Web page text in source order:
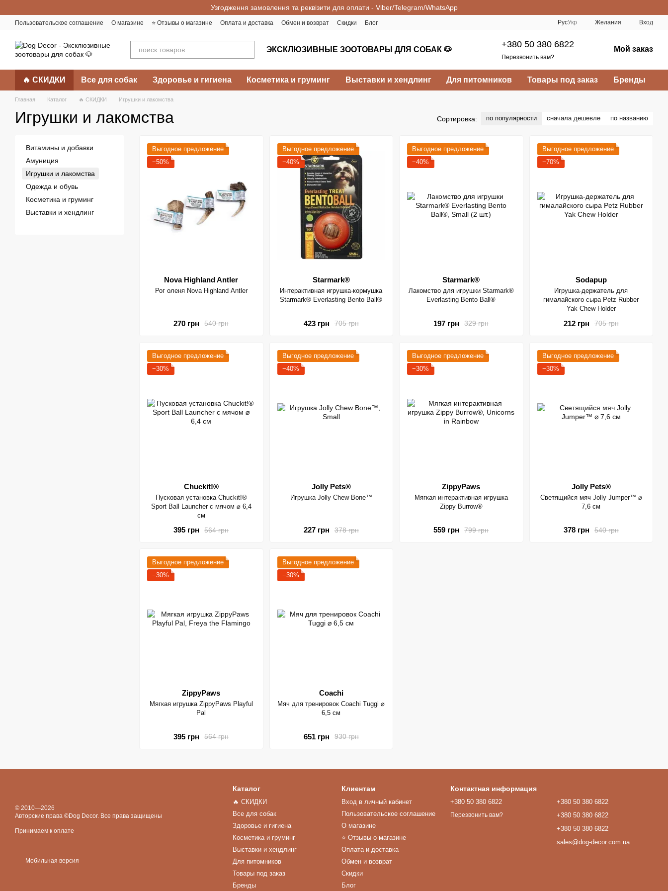
Узгодження замовлення та реквізити для оплати - Viber/Telegram/WhatsApp
Пользовательское соглашение О магазине ⭐️ Отзывы о магазине Оплата и доставка Обмен и возврат Скидки Блог РусУкр Желания Вход
ЭКСКЛЮЗИВНЫЕ ЗООТОВАРЫ ДЛЯ СОБАК 🐶
+380 50 380 6822
Перезвонить вам?
Мой заказ
🔥 СКИДКИ Все для собак Здоровье и гигиена Косметика и груминг Выставки и хендлинг Для питомников Товары под заказ Бренды
Главная Каталог 🔥 СКИДКИ Игрушки и лакомства
Игрушки и лакомства Сортировка: по популярности сначала дешевле по названию
Выгодное предложение
−50%
Nova Highland Antler
Рог оленя Nova Highland Antler
540 грн
270 грн
Выгодное предложение
−40%
Starmark®
Интерактивная игрушка-кормушка
Starmark® Everlasting Bento Ball®
705 грн
423 грн
Выгодное предложение
−40%
Starmark®
Лакомство для игрушки Starmark®
Everlasting Bento Ball®
329 грн
197 грн
Выгодное предложение
−70%
Sodapup
Игрушка-держатель для
гималайского сыра Petz Rubber
Yak Chew Holder
705 грн
212 грн
Выгодное предложение
−30%
Chuckit!®
Пусковая установка Chuckit!®
Sport Ball Launcher с мячом ⌀ 6,4
см
564 грн
395 грн
Выгодное предложение
−40%
Jolly Pets®
Игрушка Jolly Chew Bone™
378 грн
227 грн
Выгодное предложение
−30%
ZippyPaws
Мягкая интерактивная игрушка
Zippy Burrow®
799 грн
559 грн
Выгодное предложение
−30%
Jolly Pets®
Светящийся мяч Jolly Jumper™ ⌀
7,6 см
540 грн
378 грн
Выгодное предложение
−30%
ZippyPaws
Мягкая игрушка ZippyPaws Playful
Pal
564 грн
395 грн
Выгодное предложение
−30%
Coachi
Мяч для тренировок Coachi Tuggi ⌀
6,5 см
930 грн
651 грн
Витамины и добавки
Амуниция
Игрушки и лакомства
Одежда и обувь
Косметика и груминг
Выставки и хендлинг
© 2010—2026
Авторские права ©Dog Decor. Все права защищены
Принимаем к оплате
Мобильная версия
Каталог
🔥 СКИДКИ
Все для собак
Здоровье и гигиена
Косметика и груминг
Выставки и хендлинг
Для питомников
Товары под заказ
Бренды
Клиентам
Вход в личный кабинет
Пользовательское соглашение
О магазине
⭐️ Отзывы о магазине
Оплата и доставка
Обмен и возврат
Скидки
Блог
Контактная информация
+380 50 380 6822
Перезвонить вам?
+380 50 380 6822
+380 50 380 6822
+380 50 380 6822
sales@dog-decor.com.ua